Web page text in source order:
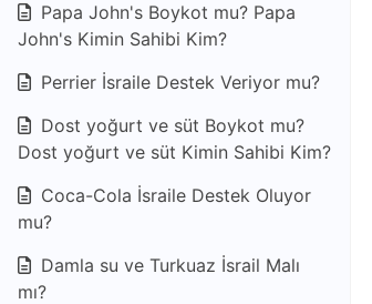
Papa John's Boykot mu? Papa
John's Kimin Sahibi Kim?
Perrier İsraile Destek Veriyor mu?
Dost yoğurt ve süt Boykot mu?
Dost yoğurt ve süt Kimin Sahibi Kim?
Coca-Cola İsraile Destek Oluyor
mu?
Damla su ve Turkuaz İsrail Malı
mı?